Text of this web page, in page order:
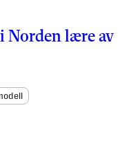
Norden lære av